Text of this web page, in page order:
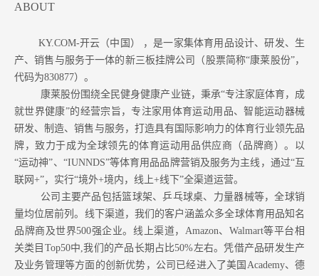
ABOUT
KY.COM-开云（中国） ，是一家集体育用品设计、研发、生
产、销售与服务于一体的新三板挂牌公司（股票简称“康莱股份”，
代码为830877）。
康莱股份围绕全民健身健康产业链，秉承“专注家庭体育，成
就世界健康”的经营宗旨，专注家用体育运动用品、智能运动器械
研发、制造、销售与服务，打造具有国际影响力的体育行业领先品
牌，致力于成为全球领先的体育运动用品供应商（品牌商）。以
“运动神”、“IUNNDS”等体育用品品牌营销及服务为主线，通过“互
联网+”，实行“境外+境内，线上+线下”全渠道运营。
公司主要产品包括篮球架、乒乓球桌、力量器械等，全球销
量均位居前列。 线下渠道，我们的客户涵盖众多全球体育用品知名
品牌商及世界500强企业。 线上渠道，Amazon、Walmart等平台相
关类目Top50中,我们的产品长期占比50%左右。凭借产品研发生产
及业务管理等方面的创新优势，公司已经进入了美国Academy、德